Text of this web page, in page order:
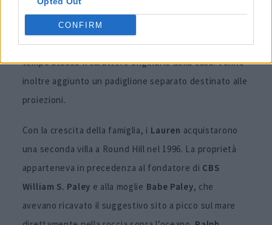
CONFIRM
modanature, restaurando le persiane in mogano,
ampliando gli spazi dedicati all’intrattenimento e
realizzando una piscina più grande, preservando al
tempo stesso il carattere originario della casa. Venne
inoltre aggiunto un padiglione separato destinato alle
proiezioni.
Con la crescita della famiglia, i Lauren acquistarono
una seconda villa a Round Hill nel 1996. La proprietà
apparteneva in precedenza al fondatore di CBS
William S. Paley e alla moglie Babe Paley, che
avevano ricavato il suggestivo sito a picco sul mare